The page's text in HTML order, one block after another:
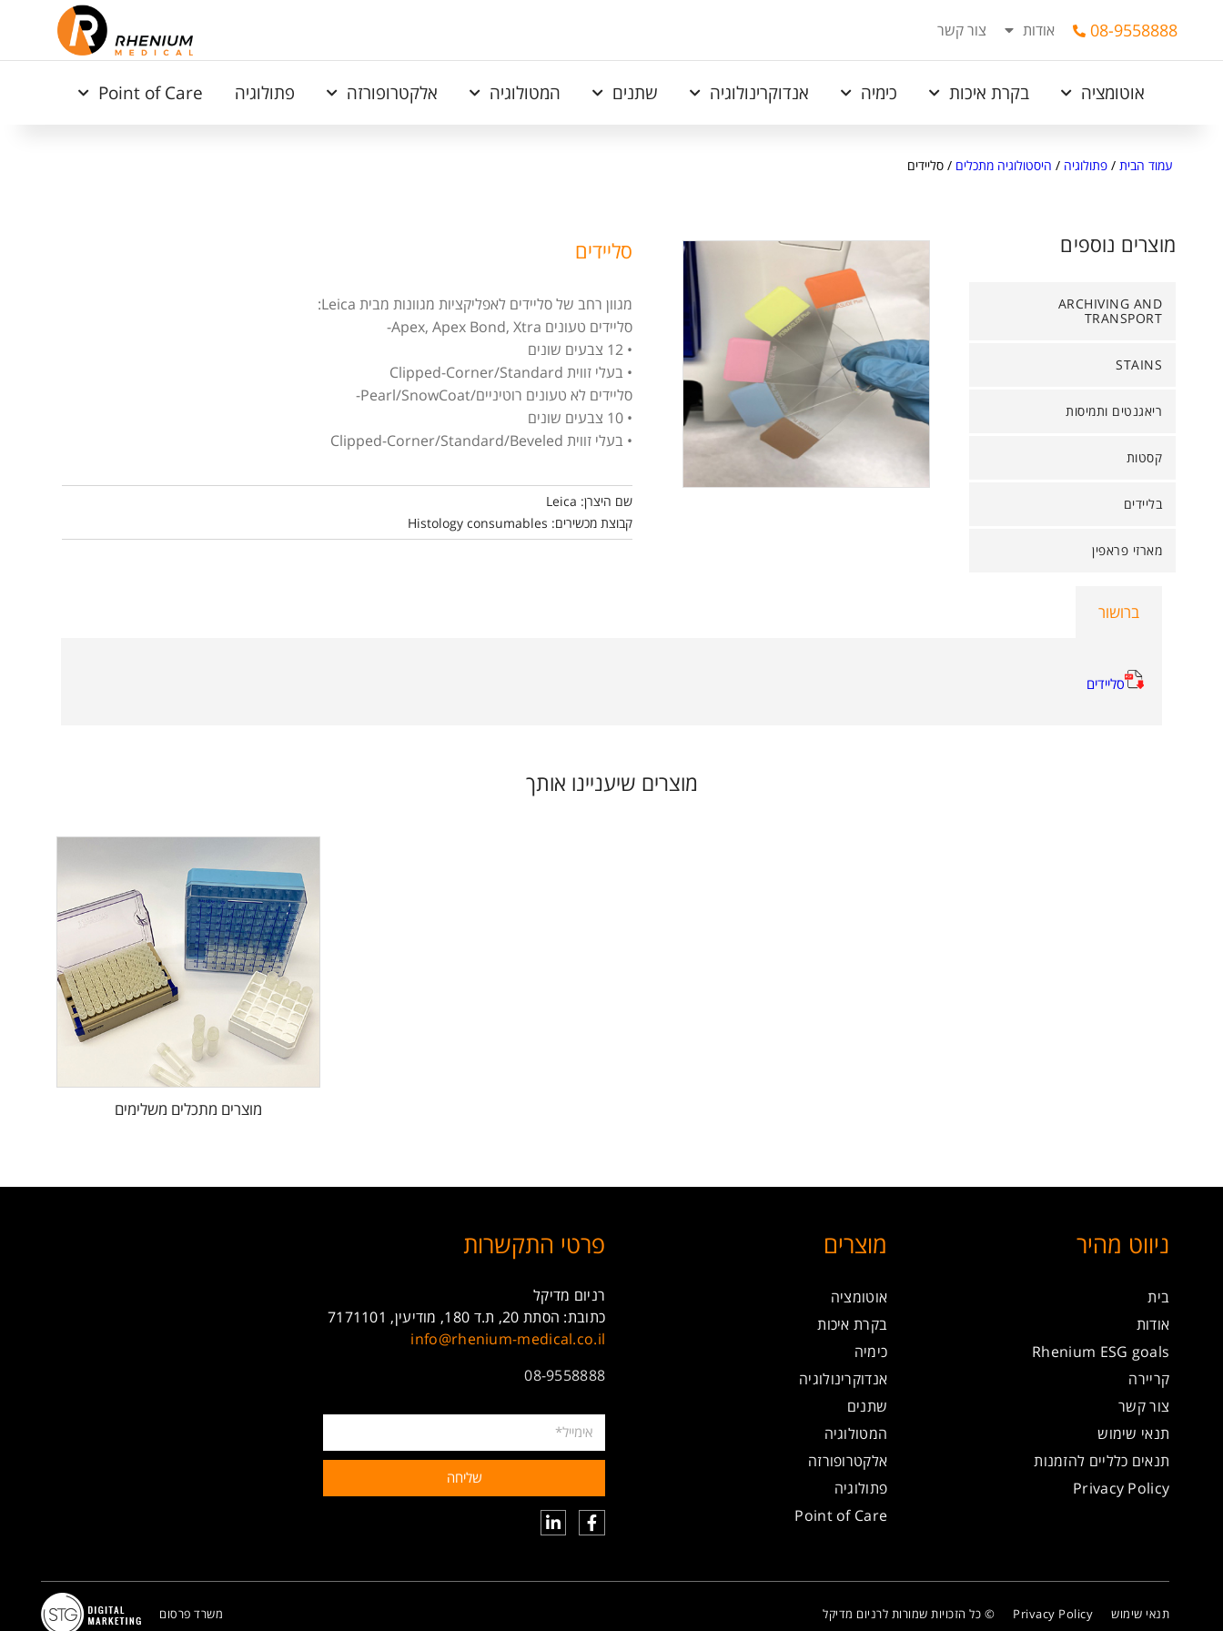
08-9558888 אודות צור קשר
אוטומציה בקרת איכות כימיה אנדוקרינולוגיה שתנים המטולוגיה אלקטרופורזה פתולוגיה Point of Care
עמוד הבית /פתולוגיה / היסטולוגיה מתכלים /סליידים
מוצרים נוספים
ARCHIVING AND
TRANSPORT
STAINS
ריאגנטים ותמיסות
קסטות
בליידים
מארזי פראפין
סליידים
מגוון רחב של סליידים לאפליקציות מגוונות מבית Leica:
סליידים טעונים Apex, Apex Bond, Xtra-
• 12 צבעים שונים
• בעלי זווית Clipped-Corner/Standard
סליידים לא טעונים רוטיניים/Pearl/SnowCoat-
• 10 צבעים שונים
• בעלי זווית Clipped-Corner/Standard/Beveled
שם היצרן: Leica
קבוצת מכשירים: Histology consumables
ברושור
סליידים
מוצרים שיעניינו אותך
מוצרים מתכלים משלימים
ניווט מהיר
בית
אודות
Rhenium ESG goals
קריירה
צור קשר
תנאי שימוש
תנאים כלליים להזמנות
Privacy Policy
מוצרים
אוטומציה
בקרת איכות
כימיה
אנדוקרינולוגיה
שתנים
המטולוגיה
אלקטרופורזה
פתולוגיה
Point of Care
פרטי התקשרות
רניום מדיקל
כתובת: הסתת 20, ת.ד 180, מודיעין, 7171101
info@rhenium-medical.co.il
08-9558888
שליחה
תנאי שימוש Privacy Policy © כל הזכויות שמורות לרניום מדיקל משרד פרסום